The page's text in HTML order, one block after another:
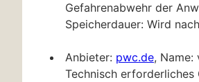
Gefahrenabwehr der
Speicherdauer: Wird
Anbieter: pwc.de, Name:
Technisch erforderliches